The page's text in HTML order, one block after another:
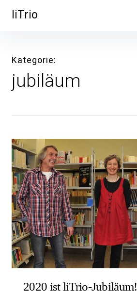
überspringen
liTrio
Kategorie
jubiläum
2020 ist liTrio-Jubiläum!